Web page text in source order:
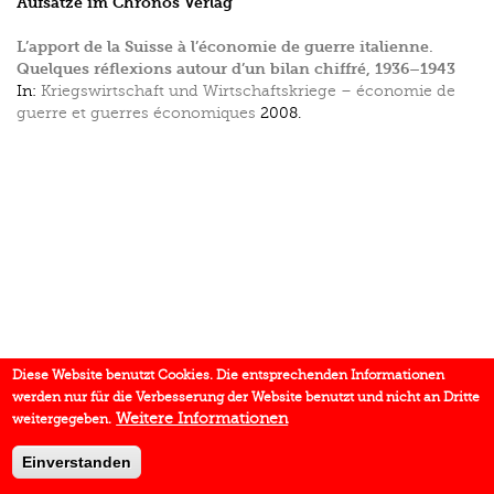
L’apport de la Suisse à l’économie de guerre italienne.
Quelques réflexions autour d’un bilan chiffré, 1936–1943
In: Kriegswirtschaft und Wirtschaftskriege – économie de
guerre et guerres économiques 2008.
Diese Website benutzt Cookies. Die entsprechenden Informationen
werden nur für die Verbesserung der Website benutzt und nicht an Dritte
weitergegeben. Weitere Informationen
Einverstanden